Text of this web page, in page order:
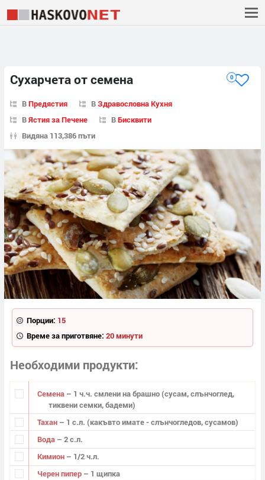
Сухарчета от семена 0
ВПредястия ВЗдравословна Кухня
ВЯстия за Печене ВБисквити
Видяна 113,386 пъти
Порции: 15
Време за приготвяне: 20 минути
Необходими продукти
Семена – 1 ч.ч. смлени на брашно (сусам, слънчоглед,
тиквени семки, бадеми)
Тахан – 1 с.л. (какъвто имате - слънчогледов, сусамов)
Вода – 2 с.л.
Кимион – 1/2 ч.л.
Черен пипер – 1 щипка